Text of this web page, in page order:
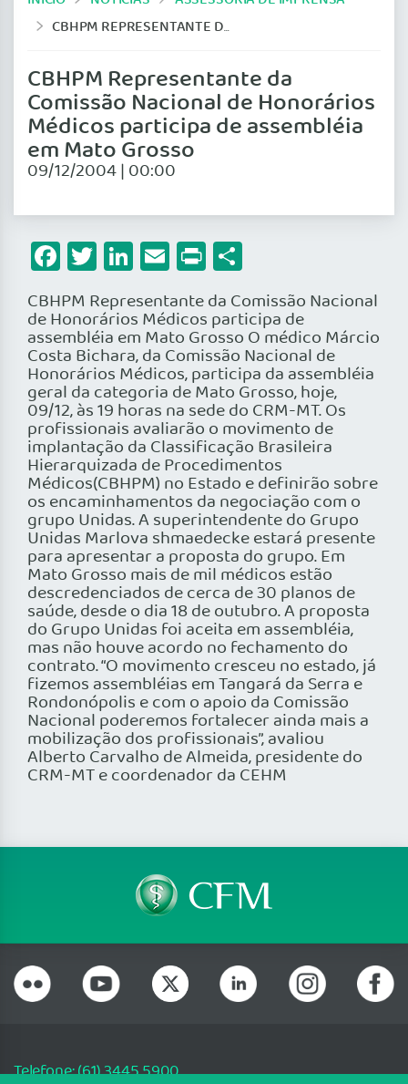
CBHPM REPRESENTANTE DA COMISSÃO NACIONAL DE HONORÁRIOS MÉDICOS PARTICIPA DE ASSEMBLÉIA EM MATO GROSSO
CBHPM Representante da
Comissão Nacional de Honorários
Médicos participa de assembléia
em Mato Grosso
09/12/2004 | 00:00
Facebook
Twitter
LinkedIn
Email
Print
CBHPM Representante da Comissão Nacional
de Honorários Médicos participa de
assembléia em Mato Grosso O médico Márcio
Costa Bichara, da Comissão Nacional de
Honorários Médicos, participa da assembléia
geral da categoria de Mato Grosso, hoje,
09/12, às 19 horas na sede do CRM-MT. Os
profissionais avaliarão o movimento de
implantação da Classificação Brasileira
Hierarquizada de Procedimentos
Médicos(CBHPM) no Estado e definirão sobre
os encaminhamentos da negociação com o
grupo Unidas. A superintendente do Grupo
Unidas Marlova shmaedecke estará presente
para apresentar a proposta do grupo. Em
Mato Grosso mais de mil médicos estão
descredenciados de cerca de 30 planos de
saúde, desde o dia 18 de outubro. A proposta
do Grupo Unidas foi aceita em assembléia,
mas não houve acordo no fechamento do
contrato. “O movimento cresceu no estado, já
fizemos assembléias em Tangará da Serra e
Rondonópolis e com o apoio da Comissão
Nacional poderemos fortalecer ainda mais a
mobilização dos profissionais”, avaliou
Alberto Carvalho de Almeida, presidente do
CRM-MT e coordenador da CEHM
Telefone: (61) 3445 5900